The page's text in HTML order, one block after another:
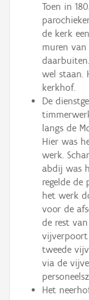
Toen in
de kerk
muren
wel staan.
kerkhof.
De
langs de
Hier was
werk.
abdij was
regelde
het werk
voor de
de rest
vijverpoort
tweede
via de
Het